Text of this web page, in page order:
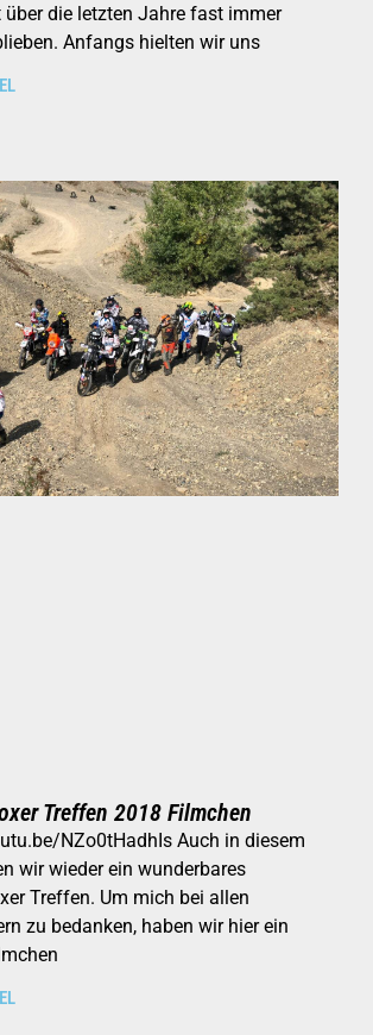
über die letzten Jahre fast immer
Anfangs hielten wir uns
Treffen 2018 Filmchen
NZo0tHadhIs Auch in diesem
wir wieder ein wunderbares
Treffen. Um mich bei allen
zu bedanken, haben wir hier ein